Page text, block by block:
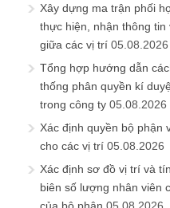
Xây dựng ma trận phối
thực hiện, nhận thông tin
giữa các vị trí 05.08.2026
Tổng hợp hướng dẫn
thống phân quyền kí
trong công ty 05.08.2026
Xác định quyền bộ phận
cho các vị trí 05.08.2026
Xác định sơ đồ vị trí và
biên số lượng nhân viên